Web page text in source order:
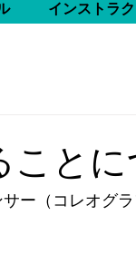
インストラ
こと
ー（コレオグラ